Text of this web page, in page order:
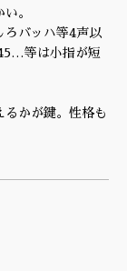
。
ろバッハ等4声以
等は小指が短
るかが鍵。性格も